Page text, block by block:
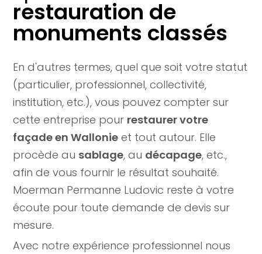
restauration de
monuments classés
En d'autres termes, quel que soit votre statut
(particulier, professionnel, collectivité,
institution, etc.), vous pouvez compter sur
cette entreprise pour restaurer votre
façade en Wallonie et tout autour. Elle
procède au sablage, au décapage, etc.,
afin de vous fournir le résultat souhaité.
Moerman Permanne Ludovic reste à votre
écoute pour toute demande de devis sur
mesure.
Avec notre expérience professionnel nous